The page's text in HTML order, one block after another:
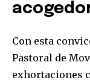
Con esta
Pastoral de
exhortaciones